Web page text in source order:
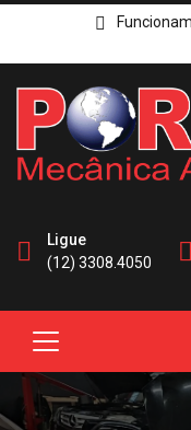
Ligue
(12) 3308.4050